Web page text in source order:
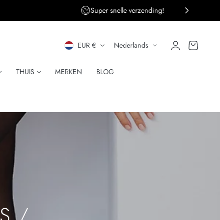
Super snelle verzending!
THUIS MERKEN BLOG
L
A
D
EUR €
T
A
L
Nederlands Inloggen
Winkelwagen